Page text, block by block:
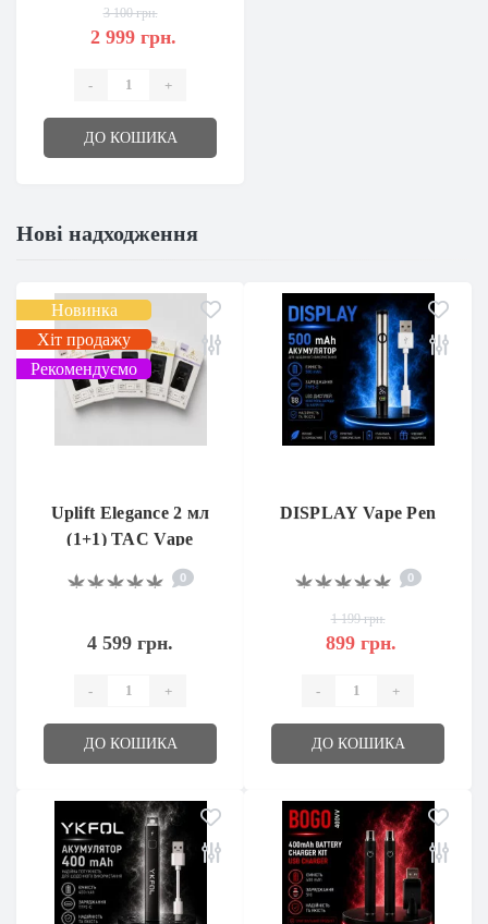
3 100 грн.
2 999 грн.
- +
ДО КОШИКА
Нові надходження
Новинка
Хіт продажу
Рекомендуємо
Uplift Elegance 2 мл
(1+1) TAC Vape
0
4 599 грн.
- +
ДО КОШИКА
DISPLAY Vape Pen
0
1 199 грн.
899 грн.
- +
ДО КОШИКА